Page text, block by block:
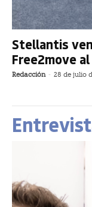
Stellantis
Free2move
Redacción - 28 de julio